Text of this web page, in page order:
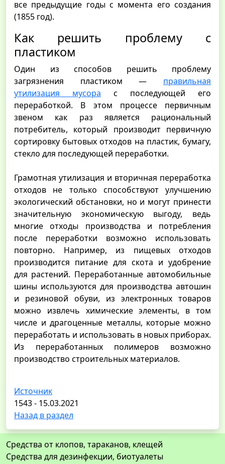
все предыдущие годы с момента его создания
(1855 год).
Как решить проблему с
пластиком
Один из способов решить проблему
загрязнения пластиком — правильная
утилизация мусора с последующей его
переработкой. В этом процессе первичным
звеном как раз является рациональный
потребитель, который производит первичную
сортировку бытовых отходов на пластик, бумагу,
стекло для последующей переработки.
Грамотная утилизация и вторичная переработка
отходов не только способствуют улучшению
экологический обстановки, но и могут принести
значительную экономическую выгоду, ведь
многие отходы производства и потребления
после переработки возможно использовать
повторно. Например, из пищевых отходов
производится питание для скота и удобрение
для растений. Переработанные автомобильные
шины используются для производства автошин
и резиновой обуви, из электронных товаров
можно извлечь химические элементы, в том
числе и драгоценные металлы, которые можно
переработать и использовать в новых приборах.
Из переработанных полимеров возможно
производство строительных материалов.
Источник
1543 - 15.03.2021
Назад в раздел
Средства от клопов, тараканов, клещей
Средства для дезинфекции, биотуалеты